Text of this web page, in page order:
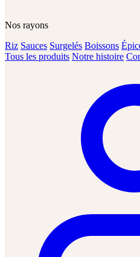
Nos rayons
Riz Sauces Surgelés Boissons
Tous les produits Notre histoire